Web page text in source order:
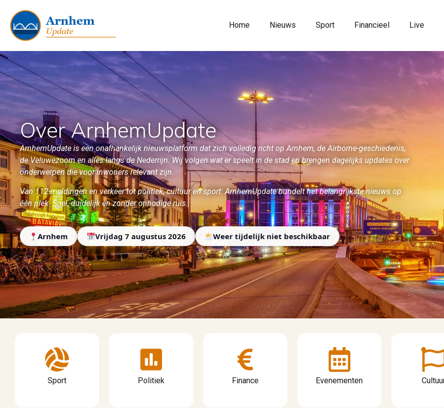
Home Nieuws Sport Financieel Live
Over ArnhemUpdate
ArnhemUpdate is een onafhankelijk nieuwsplatform dat zich volledig richt op Arnhem, de Airborne-geschiedenis,
de Veluwezoom en alles langs de Nederrijn. Wij volgen wat er speelt in de stad en brengen dagelijks updates over
onderwerpen die voor inwoners relevant zijn.
Van 112-meldingen en verkeer tot politiek, cultuur en sport: ArnhemUpdate bundelt het belangrijkste nieuws op
één plek. Snel, duidelijk en zonder onnodige ruis.
Arnhem Vrijdag 7 augustus 2026 Weer tijdelijk niet beschikbaar
Sport Politiek Finance Evenementen